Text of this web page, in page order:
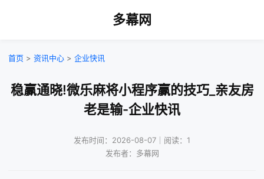
多幕网
首页 > 资讯中心 > 企业快讯
稳赢通晓!微乐麻将小程序赢的技巧_亲友房
老是输-企业快讯
发布时间：2026-08-07｜阅读：1
发布者：多幕网